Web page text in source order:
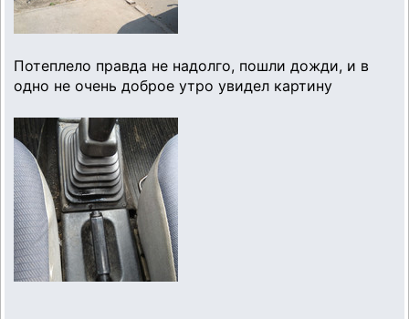
Потеплело правда не надолго, пошли дожди, и в
одно не очень доброе утро увидел картину